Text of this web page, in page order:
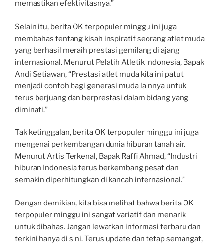
memastikan efektivitasnya.”
Selain itu, berita OK terpopuler minggu ini juga
membahas tentang kisah inspiratif seorang atlet muda
yang berhasil meraih prestasi gemilang di ajang
internasional. Menurut Pelatih Atletik Indonesia, Bapak
Andi Setiawan, “Prestasi atlet muda kita ini patut
menjadi contoh bagi generasi muda lainnya untuk
terus berjuang dan berprestasi dalam bidang yang
diminati.”
Tak ketinggalan, berita OK terpopuler minggu ini juga
mengenai perkembangan dunia hiburan tanah air.
Menurut Artis Terkenal, Bapak Raffi Ahmad, “Industri
hiburan Indonesia terus berkembang pesat dan
semakin diperhitungkan di kancah internasional.”
Dengan demikian, kita bisa melihat bahwa berita OK
terpopuler minggu ini sangat variatif dan menarik
untuk dibahas. Jangan lewatkan informasi terbaru dan
terkini hanya di sini. Terus update dan tetap semangat,